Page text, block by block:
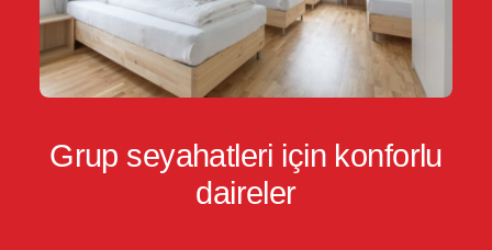
Grup seyahatleri için konforlu
daireler